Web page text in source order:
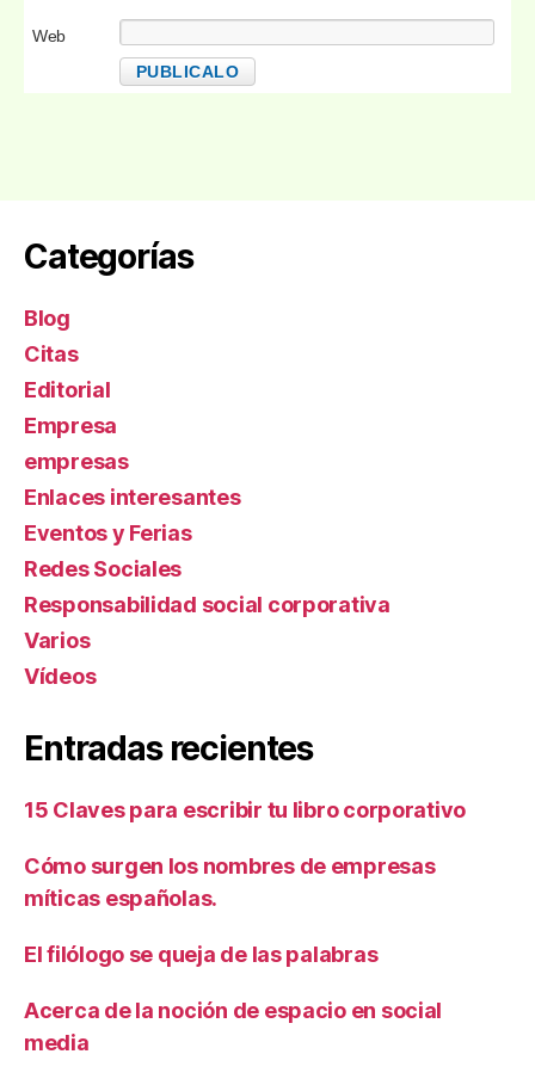
Web
Categorías
Blog
Citas
Editorial
Empresa
empresas
Enlaces interesantes
Eventos y Ferias
Redes Sociales
Responsabilidad social corporativa
Varios
Ví­deos
Entradas recientes
15 Claves para escribir tu libro corporativo
Cómo surgen los nombres de empresas
míticas españolas.
El filólogo se queja de las palabras
Acerca de la noción de espacio en social
media